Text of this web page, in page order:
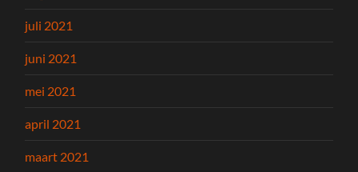
juli 2021
juni 2021
mei 2021
april 2021
maart 2021